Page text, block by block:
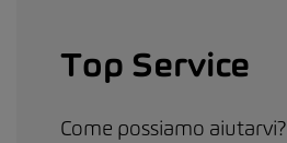
Top Service
Come possiamo aiutarvi?